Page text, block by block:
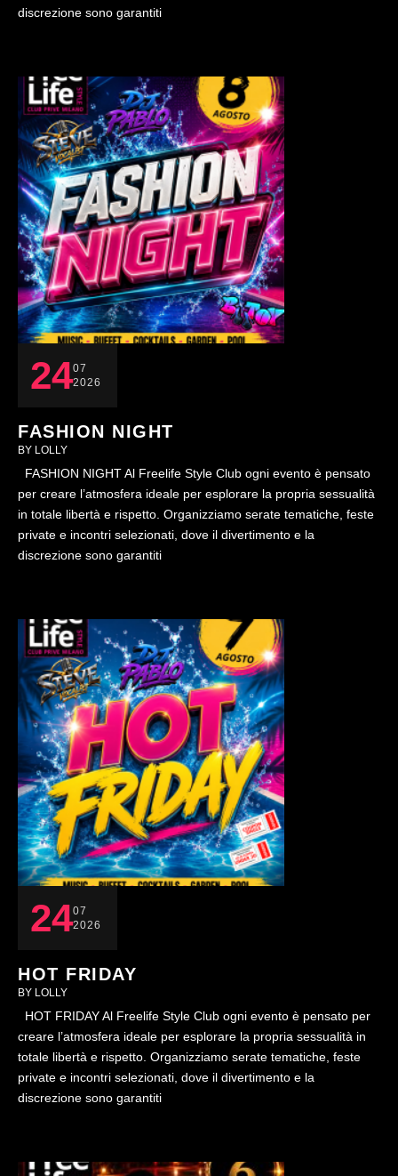
discrezione sono garantiti
2407
2026
FASHION NIGHT
BY LOLLY
FASHION NIGHT Al Freelife Style Club ogni evento è pensato
per creare l’atmosfera ideale per esplorare la propria sessualità
in totale libertà e rispetto. Organizziamo serate tematiche, feste
private e incontri selezionati, dove il divertimento e la
discrezione sono garantiti
2407
2026
HOT FRIDAY
BY LOLLY
HOT FRIDAY Al Freelife Style Club ogni evento è pensato per
creare l’atmosfera ideale per esplorare la propria sessualità in
totale libertà e rispetto. Organizziamo serate tematiche, feste
private e incontri selezionati, dove il divertimento e la
discrezione sono garantiti